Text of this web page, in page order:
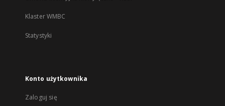
Klaster WMBC
Statystyki
Konto użytkownika
Zaloguj się